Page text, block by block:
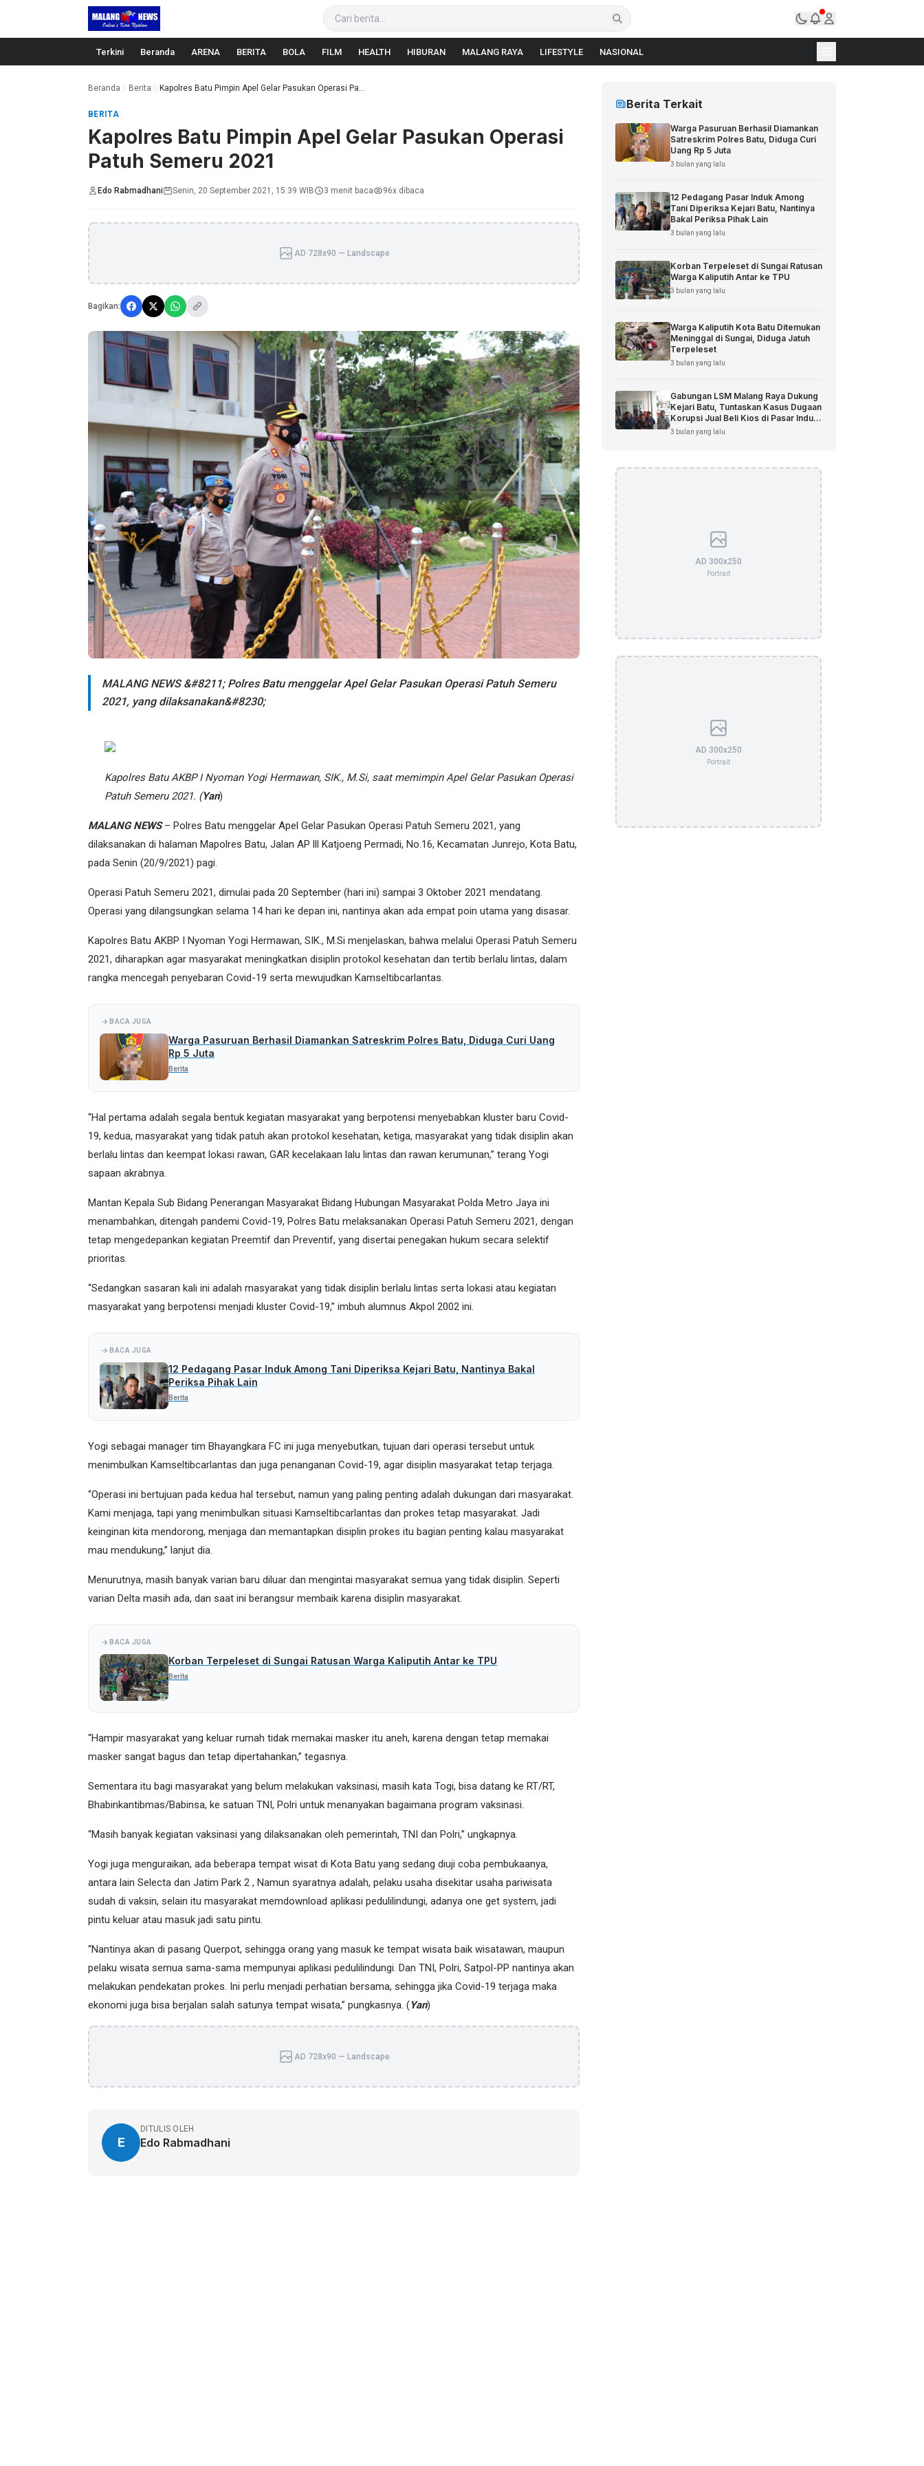
Langsung ke konten
Terkini Beranda ARENA BERITA BOLA FILM HEALTH HIBURAN MALANG RAYA LIFESTYLE NASIONAL
Beranda Berita Kapolres Batu Pimpin Apel Gelar Pasukan Operasi Pa...
BERITA
Kapolres Batu Pimpin Apel Gelar Pasukan Operasi
Patuh Semeru 2021
Edo Rabmadhani Senin, 20 September 2021, 15:39 WIB 3 menit baca 96x dibaca
AD 728x90 — Landscape
Bagikan:
MALANG NEWS &#8211; Polres Batu menggelar Apel Gelar Pasukan Operasi Patuh Semeru
2021, yang dilaksanakan&#8230;
Kapolres Batu AKBP I Nyoman Yogi Hermawan, SIK., M.Si, saat memimpin Apel Gelar Pasukan Operasi
Patuh Semeru 2021. (Yan)
MALANG NEWS– Polres Batu menggelar Apel Gelar Pasukan Operasi Patuh Semeru 2021, yang
dilaksanakan di halaman Mapolres Batu, Jalan AP lll Katjoeng Permadi, No.16, Kecamatan Junrejo, Kota Batu,
pada Senin (20/9/2021) pagi.
Operasi Patuh Semeru 2021, dimulai pada 20 September (hari ini) sampai 3 Oktober 2021 mendatang.
Operasi yang dilangsungkan selama 14 hari ke depan ini, nantinya akan ada empat poin utama yang disasar.
Kapolres Batu AKBP I Nyoman Yogi Hermawan, SIK., M.Si menjelaskan, bahwa melalui Operasi Patuh Semeru
2021, diharapkan agar masyarakat meningkatkan disiplin protokol kesehatan dan tertib berlalu lintas, dalam
rangka mencegah penyebaran Covid-19 serta mewujudkan Kamseltibcarlantas.
BACA JUGA
Warga Pasuruan Berhasil Diamankan Satreskrim Polres Batu, Diduga Curi Uang
Rp 5 Juta
Berita
“Hal pertama adalah segala bentuk kegiatan masyarakat yang berpotensi menyebabkan kluster baru Covid-
19, kedua, masyarakat yang tidak patuh akan protokol kesehatan, ketiga, masyarakat yang tidak disiplin akan
berlalu lintas dan keempat lokasi rawan, GAR kecelakaan lalu lintas dan rawan kerumunan,” terang Yogi
sapaan akrabnya.
Mantan Kepala Sub Bidang Penerangan Masyarakat Bidang Hubungan Masyarakat Polda Metro Jaya ini
menambahkan, ditengah pandemi Covid-19, Polres Batu melaksanakan Operasi Patuh Semeru 2021, dengan
tetap mengedepankan kegiatan Preemtif dan Preventif, yang disertai penegakan hukum secara selektif
prioritas.
“Sedangkan sasaran kali ini adalah masyarakat yang tidak disiplin berlalu lintas serta lokasi atau kegiatan
masyarakat yang berpotensi menjadi kluster Covid-19,” imbuh alumnus Akpol 2002 ini.
BACA JUGA
12 Pedagang Pasar Induk Among Tani Diperiksa Kejari Batu, Nantinya Bakal
Periksa Pihak Lain
Berita
Yogi sebagai manager tim Bhayangkara FC ini juga menyebutkan, tujuan dari operasi tersebut untuk
menimbulkan Kamseltibcarlantas dan juga penanganan Covid-19, agar disiplin masyarakat tetap terjaga.
“Operasi ini bertujuan pada kedua hal tersebut, namun yang paling penting adalah dukungan dari masyarakat.
Kami menjaga, tapi yang menimbulkan situasi Kamseltibcarlantas dan prokes tetap masyarakat. Jadi
keinginan kita mendorong, menjaga dan memantapkan disiplin prokes itu bagian penting kalau masyarakat
mau mendukung,” lanjut dia.
Menurutnya, masih banyak varian baru diluar dan mengintai masyarakat semua yang tidak disiplin. Seperti
varian Delta masih ada, dan saat ini berangsur membaik karena disiplin masyarakat.
BACA JUGA
Korban Terpeleset di Sungai Ratusan Warga Kaliputih Antar ke TPU
Berita
“Hampir masyarakat yang keluar rumah tidak memakai masker itu aneh, karena dengan tetap memakai
masker sangat bagus dan tetap dipertahankan,” tegasnya.
Sementara itu bagi masyarakat yang belum melakukan vaksinasi, masih kata Togi, bisa datang ke RT/RT,
Bhabinkantibmas/Babinsa, ke satuan TNI, Polri untuk menanyakan bagaimana program vaksinasi.
“Masih banyak kegiatan vaksinasi yang dilaksanakan oleh pemerintah, TNI dan Polri,” ungkapnya.
Yogi juga menguraikan, ada beberapa tempat wisat di Kota Batu yang sedang diuji coba pembukaanya,
antara lain Selecta dan Jatim Park 2 , Namun syaratnya adalah, pelaku usaha disekitar usaha pariwisata
sudah di vaksin, selain itu masyarakat memdownload aplikasi pedulilindungi, adanya one get system, jadi
pintu keluar atau masuk jadi satu pintu.
“Nantinya akan di pasang Querpot, sehingga orang yang masuk ke tempat wisata baik wisatawan, maupun
pelaku wisata semua sama-sama mempunyai aplikasi pedulilindungi. Dan TNI, Polri, Satpol-PP nantinya akan
melakukan pendekatan prokes. Ini perlu menjadi perhatian bersama, sehingga jika Covid-19 terjaga maka
ekonomi juga bisa berjalan salah satunya tempat wisata,” pungkasnya. (Yan)
AD 728x90 — Landscape
E
DITULIS OLEH
Edo Rabmadhani
Berita Terkait
Warga Pasuruan Berhasil Diamankan
Satreskrim Polres Batu, Diduga Curi
Uang Rp 5 Juta
3 bulan yang lalu
12 Pedagang Pasar Induk Among
Tani Diperiksa Kejari Batu, Nantinya
Bakal Periksa Pihak Lain
3 bulan yang lalu
Korban Terpeleset di Sungai Ratusan
Warga Kaliputih Antar ke TPU
3 bulan yang lalu
Warga Kaliputih Kota Batu Ditemukan
Meninggal di Sungai, Diduga Jatuh
Terpeleset
3 bulan yang lalu
Gabungan LSM Malang Raya Dukung
Kejari Batu, Tuntaskan Kasus Dugaan
Korupsi Jual Beli Kios di Pasar Induk
Among Tani
3 bulan yang lalu
AD 300x250
Portrait
AD 300x250
Portrait